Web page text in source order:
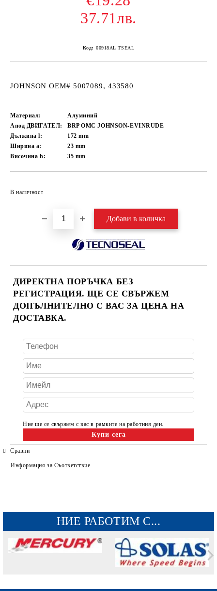
37.71лв.
Код: 00918AL TSEAL
JOHNSON OEM# 5007089, 433580
Материал:
Алуминий
Анод ДВИГАТЕЛ:
BRP OMC JOHNSON-EVINRUDE
Дължина l:
172mm
Ширина a:
23 mm
Височина h:
35 mm
В наличност
ДИРЕКТНА ПОРЪЧКА БЕЗ
РЕГИСТРАЦИЯ. ЩЕ СЕ СВЪРЖЕМ
ДОПЪЛНИТЕЛНО С ВАС ЗА ЦЕНА НА
ДОСТАВКА.
Ние ще се свържем с вас в рамките на работния ден.
Сравни
Информация за Съответствие
НИЕ РАБОТИМ С...